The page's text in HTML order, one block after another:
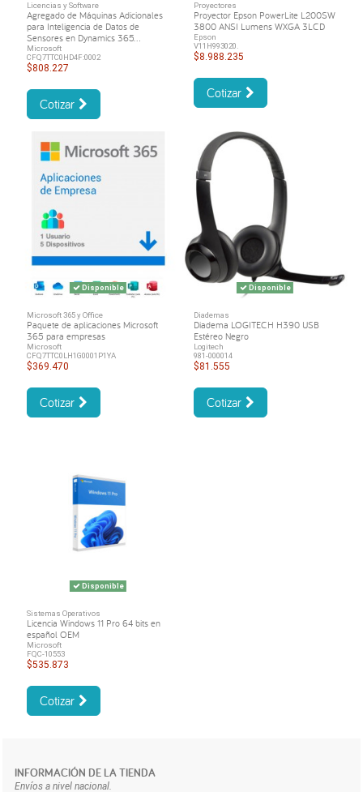
Licencias y Software
Agregado de Máquinas Adicionales
para Inteligencia de Datos de
Sensores en Dynamics 365...
Microsoft
CFQ7TTC0HD4F:0002
$808.227
Cotizar
Proyectores
Proyector Epson PowerLite L200SW
3800 ANSI Lumens WXGA 3LCD
Epson
V11H993020.
$8.988.235
Cotizar
Disponible
Microsoft 365 y Office
Paquete de aplicaciones Microsoft
365 para empresas
Microsoft
CFQ7TTC0LH1G0001P1YA
$369.470
Cotizar
Disponible
Diademas
Diadema LOGITECH H390 USB
Estéreo Negro
Logitech
981-000014
$81.555
Cotizar
Disponible
Sistemas Operativos
Licencia Windows 11 Pro 64 bits en
español OEM
Microsoft
FQC-10553
$535.873
Cotizar
INFORMACIÓN DE LA TIENDA
Envíos a nivel nacional.